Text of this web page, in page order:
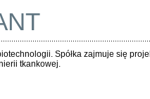
Spółka zajmuje się
tkankowej.